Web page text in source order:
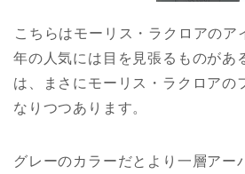
こちらはモーリス・ラクロアのア
年の人気には目を見張るものがあ
は、まさにモーリス・ラクロアの
なりつつあります。
グレーのカラーだとより一層アー